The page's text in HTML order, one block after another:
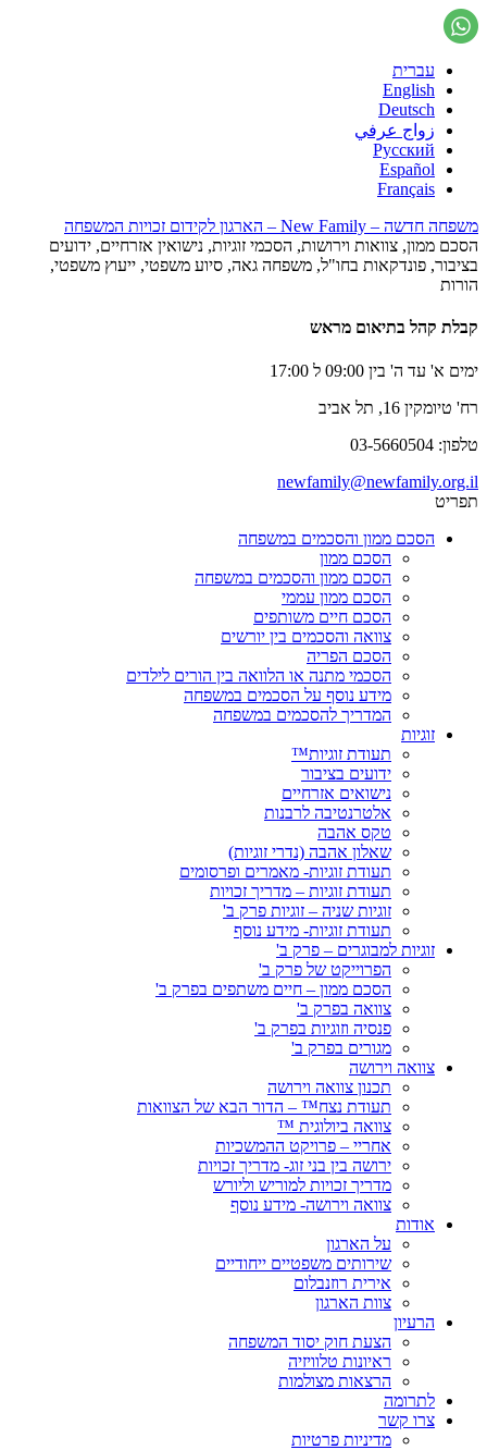
עברית
English
Deutsch
زواج عرفي
Русский
Español
Français
משפחה חדשה – New Family – הארגון לקידום זכויות המשפחה
הסכם ממון, צוואות וירושות, הסכמי זוגיות, נישואין אזרחיים, ידועים
בציבור, פונדקאות בחו"ל, משפחה גאה, סיוע משפטי, ייעוץ משפטי,
הורות
קבלת קהל בתיאום מראש
ימים א' עד ה' בין 09:00 ל 17:00
רח' טיומקין 16, תל אביב
טלפון: 03-5660504
newfamily@newfamily.org.il
תפריט
הסכם ממון והסכמים במשפחה
הסכם ממון
הסכם ממון והסכמים במשפחה
הסכם ממון עממי
הסכם חיים משותפים
צוואה והסכמים בין יורשים
הסכם הפריה
הסכמי מתנה או הלוואה בין הורים לילדים
מידע נוסף על הסכמים במשפחה
המדריך להסכמים במשפחה
זוגיות
תעודת זוגיות™
ידועים בציבור
נישואים אזרחיים
אלטרנטיבה לרבנות
טקס אהבה
שאלון אהבה (נדרי זוגיות)
תעודת זוגיות- מאמרים ופרסומים
תעודת זוגיות – מדריך זכויות
זוגיות שניה – זוגיות פרק ב'
תעודת זוגיות- מידע נוסף
זוגיות למבוגרים – פרק ב'
הפרוייקט של פרק ב'
הסכם ממון – חיים משתפים בפרק ב'
צוואה בפרק ב'
פנסיה וזוגיות בפרק ב'
מגורים בפרק ב'
צוואה וירושה
תכנון צוואה וירושה
תעודת נצח™ – הדור הבא של הצוואות
צוואה ביולוגית ™
אחריי – פרויקט ההמשכיות
ירושה בין בני זוג- מדריך זכויות
מדריך זכויות למוריש וליורש
צוואה וירושה- מידע נוסף
אודות
על הארגון
שירותים משפטיים ייחודיים
אירית רוזנבלום
צוות הארגון
הרעיון
הצעת חוק יסוד המשפחה
ראיונות טלוויזיה
הרצאות מצולמות
לתרומה
צרו קשר
מדיניות פרטיות